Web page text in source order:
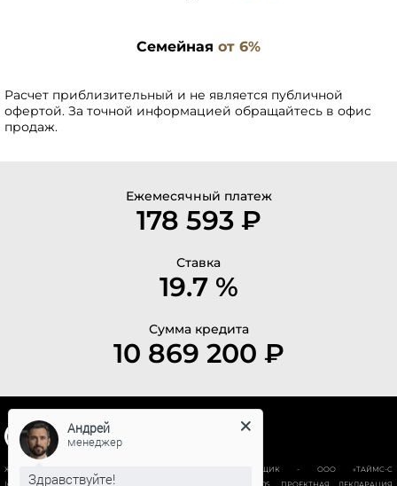
Семейная от 6%
Расчет приблизительный и не является публичной
офертой. За точной информацией обращайтесь в офис
продаж.
Ежемесячный платеж
178 593 ₽
Ставка
19.7 %
Сумма кредита
10 869 200 ₽
ЖИЛОЙ КОМПЛЕКС “НОВАЯ ИСТОРИЯ”. ЗАСТРОЙЩИК - ООО «ТАЙМС-С
Андрей
менеджер
Здравствуйте!